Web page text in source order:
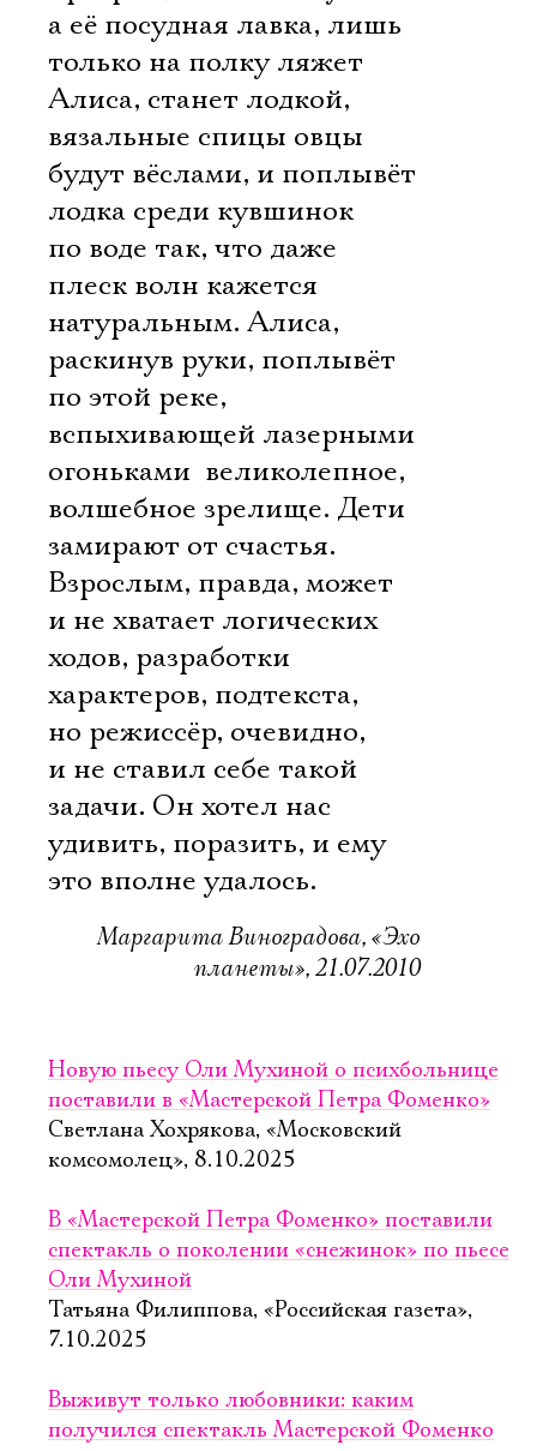
а её посудная лавка, лишь
только на полку ляжет
Алиса, станет лодкой,
вязальные спицы овцы
будут вёслами, и поплывёт
лодка среди кувшинок
по воде так, что даже
плеск волн кажется
натуральным. Алиса,
раскинув руки, поплывёт
по этой реке,
вспыхивающей лазерными
огоньками  великолепное,
волшебное зрелище. Дети
замирают от счастья.
Взрослым, правда, может
и не хватает логических
ходов, разработки
характеров, подтекста,
но режиссёр, очевидно,
и не ставил себе такой
задачи. Он хотел нас
удивить, поразить, и ему
это вполне удалось.
Маргарита Виноградова, «Эхо
планеты», 21.07.2010
Новую пьесу Оли Мухиной о психбольнице
поставили в «Мастерской Петра Фоменко»
Светлана Хохрякова, «Московский
комсомолец», 8.10.2025
В «Мастерской Петра Фоменко» поставили
спектакль о поколении «снежинок» по пьесе
Оли Мухиной
Татьяна Филиппова, «Российская газета»,
7.10.2025
Выживут только любовники: каким
получился спектакль Мастерской Фоменко
Электропочта
Имя
Ознакомиться